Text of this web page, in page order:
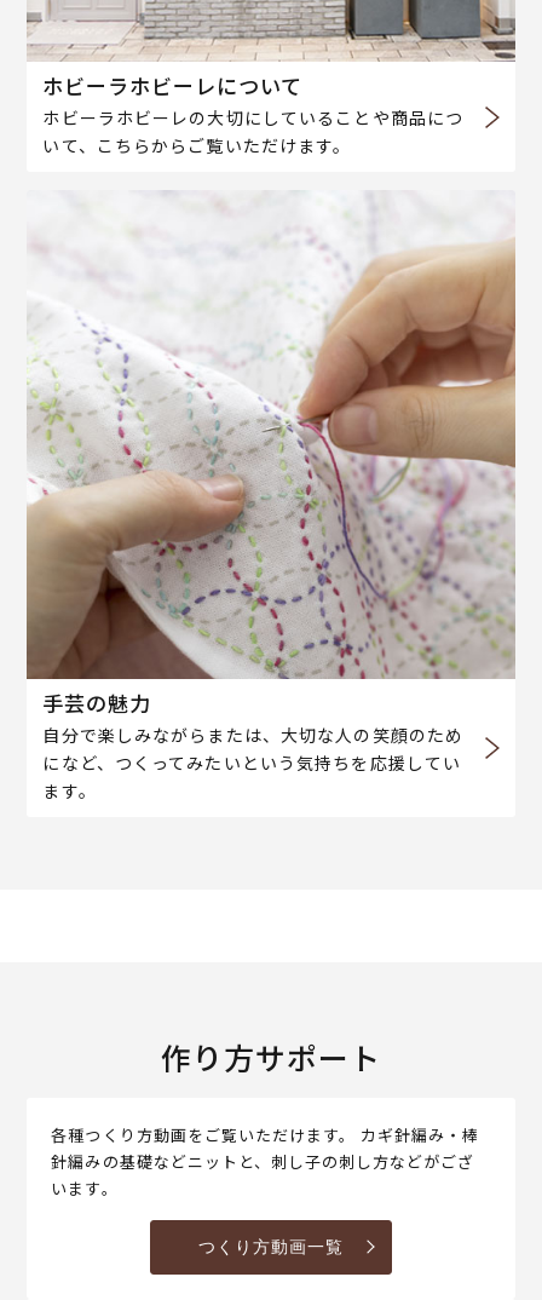
ホビーラホビーレについて
ホビーラホビーレの大切にしていることや商品につ
いて、こちらからご覧いただけます。
手芸の魅力
自分で楽しみながらまたは、大切な人の笑顔のため
になど、つくってみたいという気持ちを応援してい
ます。
作り方サポート
各種つくり方動画をご覧いただけます。 カギ針編み・棒
針編みの基礎などニットと、刺し子の刺し方などがござ
います。
つくり方動画一覧